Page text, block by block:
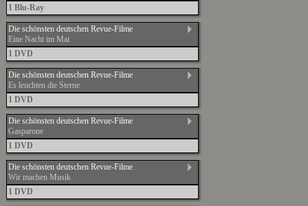
1 Blu-Ray
Die schönsten deutschen Revue-Filme
Eine Nacht im Mai
1 DVD
Die schönsten deutschen Revue-Filme
Es leuchten die Sterne
1 DVD
Die schönsten deutschen Revue-Filme
Gasparone
1 DVD
Die schönsten deutschen Revue-Filme
Wir machen Musik
1 DVD